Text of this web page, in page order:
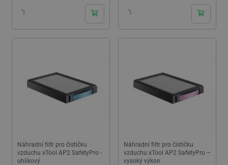
Náhradní filtr pro čističku
vzduchu xTool AP2 SafetyPro -
uhlíkový
Náhradní filtr pro čističku
vzduchu xTool AP2 SafetyPro –
vysoký výkon